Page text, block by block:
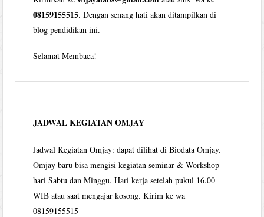
08159155515. Dengan senang hati akan ditampilkan di
blog pendidikan ini.
Selamat Membaca!
JADWAL KEGIATAN OMJAY
Jadwal Kegiatan Omjay: dapat dilihat di Biodata Omjay.
Omjay baru bisa mengisi kegiatan seminar & Workshop
hari Sabtu dan Minggu. Hari kerja setelah pukul 16.00
WIB atau saat mengajar kosong. Kirim ke wa
08159155515